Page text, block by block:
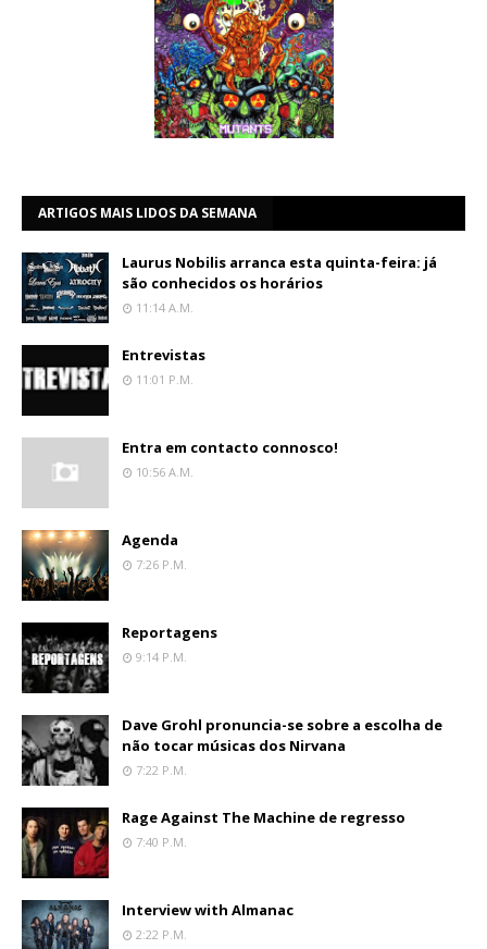
ARTIGOS MAIS LIDOS DA SEMANA
Laurus Nobilis arranca esta quinta-feira: já
são conhecidos os horários
11:14 A.m.
Entrevistas
11:01 P.m.
Entra em contacto connosco!
10:56 A.m.
Agenda
7:26 P.m.
Reportagens
9:14 P.m.
Dave Grohl pronuncia-se sobre a escolha de
não tocar músicas dos Nirvana
7:22 P.m.
Rage Against The Machine de regresso
7:40 P.m.
Interview with Almanac
2:22 P.m.